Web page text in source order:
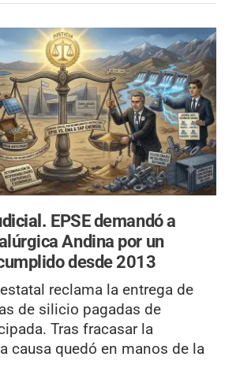
EPSE demandó a
Andina por un
desde 2013
reclama la entrega de
de silicio pagadas de
Tras fracasar la
causa quedó en manos de la